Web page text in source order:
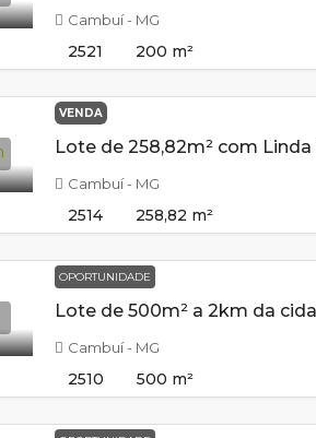
Cambuí - MG
2521 200 m²
VENDA
Cambuí - MG
2514 258,82 m²
OPORTUNIDADE
Cambuí - MG
2510 500 m²